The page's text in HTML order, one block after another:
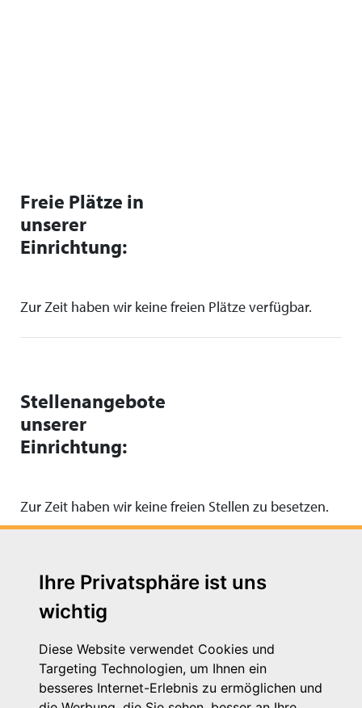
Ihre Privatsphäre ist uns
wichtig
Diese Website verwendet Cookies und
Targeting Technologien, um Ihnen ein
besseres Internet-Erlebnis zu ermöglichen und
Freie Plätze in
unserer
Einrichtung:
Zur Zeit haben wir keine freien Plätze verfügbar.
Stellenangebote
unserer
Einrichtung:
Zur Zeit haben wir keine freien Stellen zu besetzen.